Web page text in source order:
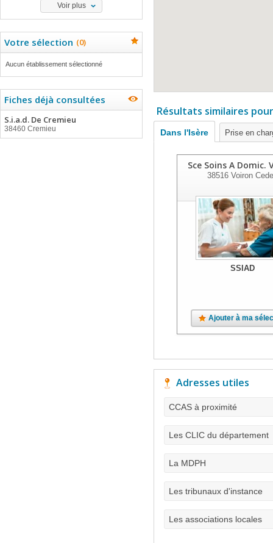
Voir plus
Votre sélection (0)
Aucun établissement sélectionné
Fiches déjà consultées
S.i.a.d. De Cremieu
38460 Cremieu
Résultats similaires
Dans l'Isère Prise en
Sce Soins A Domic.
38516Voiron
SSIAD
Ajouter à ma
Adresses utiles
CCAS à proximité
Les CLIC du département
La MDPH
Les tribunaux d'instance
Les associations locales